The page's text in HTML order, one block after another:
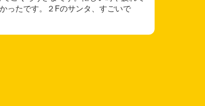
ったです。２Fのサンタ、すごいで